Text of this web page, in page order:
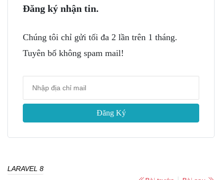
Đăng ký nhận tin.
Chúng tôi chỉ gửi tối đa 2 lần trên 1 tháng.
Tuyên bố không spam mail!
Đăng Ký
LARAVEL 8